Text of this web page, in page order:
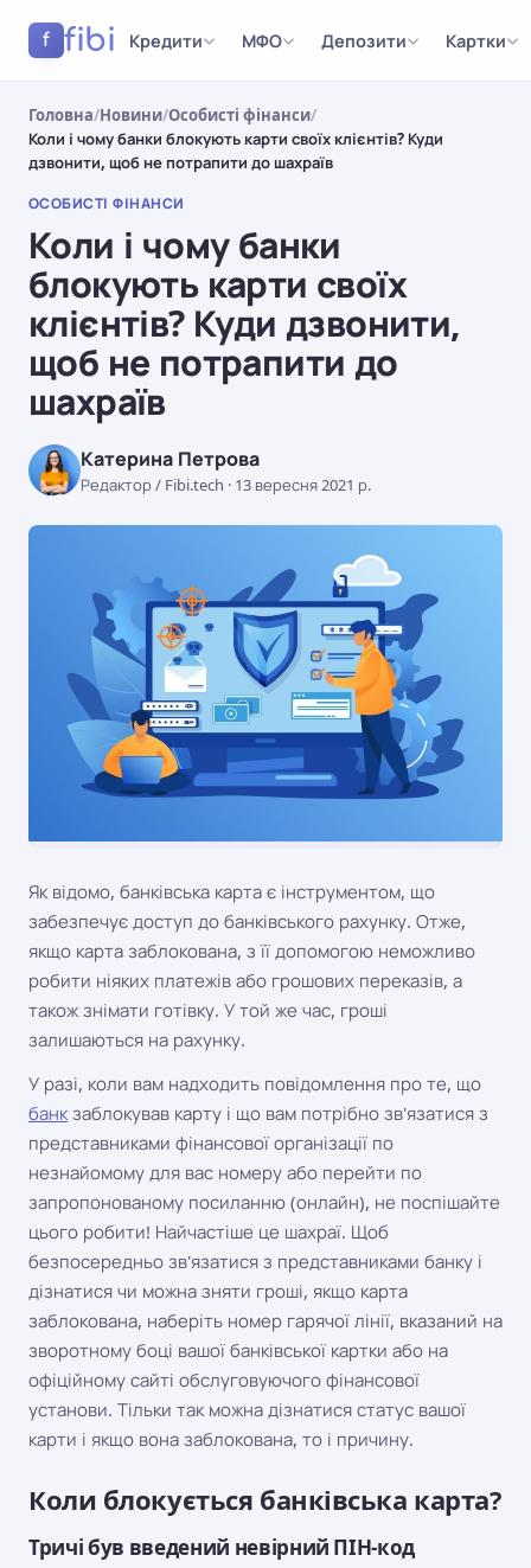
f fibi Кредити МФО Депозити Картки
Головна/Новини/Особисті фінанси/
Коли і чому банки блокують карти своїх клієнтів? Куди
дзвонити, щоб не потрапити до шахраїв
ОСОБИСТІ ФІНАНСИ
Коли і чому банки
блокують карти своїх
клієнтів? Куди дзвонити,
щоб не потрапити до
шахраїв
Катерина Петрова
Редактор / Fibi.tech · 13 вересня 2021 р.
ОСОБИСТІ ФІНАНСИ
Як відомо, банківська карта є інструментом, що
забезпечує доступ до банківського рахунку. Отже,
якщо карта заблокована, з її допомогою неможливо
робити ніяких платежів або грошових переказів, а
також знімати готівку. У той же час, гроші
залишаються на рахунку.
У разі, коли вам надходить повідомлення про те, що
банк заблокував карту і що вам потрібно зв'язатися з
представниками фінансової організації по
незнайомому для вас номеру або перейти по
запропонованому посиланню (онлайн), не поспішайте
цього робити! Найчастіше це шахраї. Щоб
безпосередньо зв'язатися з представниками банку і
дізнатися чи можна зняти гроші, якщо карта
заблокована, наберіть номер гарячої лінії, вказаний на
зворотному боці вашої банківської картки або на
офіційному сайті обслуговуючого фінансової
установи. Тільки так можна дізнатися статус вашої
карти і якщо вона заблокована, то і причину.
Коли блокується банківська карта?
Тричі був введений невірний ПІН-код